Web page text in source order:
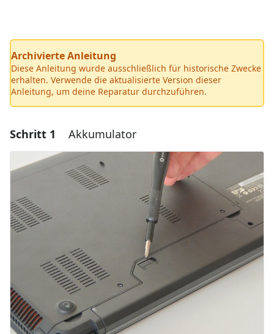
Archivierte Anleitung
Diese Anleitung wurde ausschließlich für historische Zwecke
erhalten. Verwende die aktualisierte Version dieser
Anleitung, um deine Reparatur durchzuführen.
Schritt 1 Akkumulator